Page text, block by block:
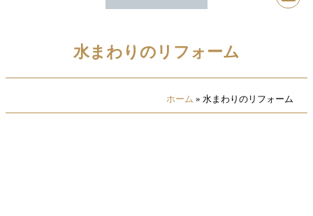
水まわりのリフォーム
ホーム » 水まわりのリフォーム